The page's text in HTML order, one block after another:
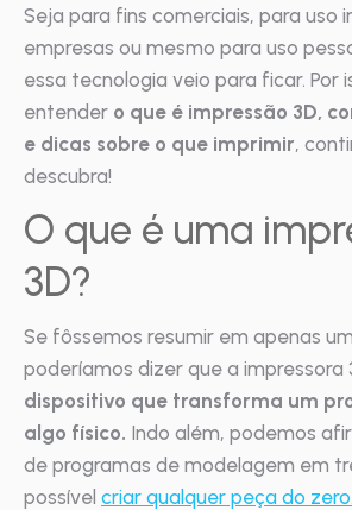
Seja para fins comerciais, para uso
empresas ou mesmo para uso
essa tecnologia veio para ficar. Por
entender o que é impressão 3D,
e dicas sobre o que imprimir,
descubra!
O que é uma
3D?
Se fôssemos resumir em apenas
poderíamos dizer que a impressora
dispositivo que transforma um
algo físico. Indo além, podemos
de programas de modelagem em
possível criar qualquer peça do zero.